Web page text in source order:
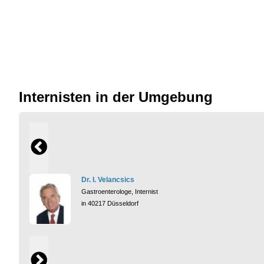
Internisten in der Umgebung
Dr. I. Velancsics
Gastroenterologe, Internist
in 40217 Düsseldorf